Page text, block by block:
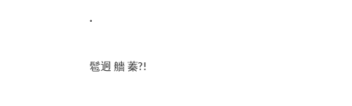
.
髱迥 艢 蓁?!